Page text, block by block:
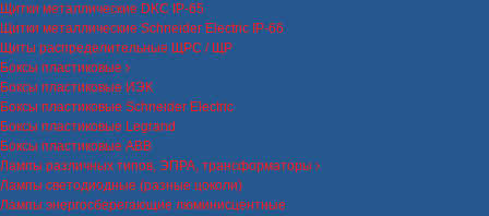
Щитки металлические DKC IP-65
Щитки металлические Schneider Electric IP-66
Щиты распределительные ЩРС / ЩР
Боксы пластиковые
Боксы пластиковые ИЭК
Боксы пластиковые Schneider Electric
Боксы пластиковые Legrand
Боксы пластиковые ABB
Лампы различных типов, ЭПРА, трансформаторы
Лампы светодиодные (разные цоколи)
Лампы энергосберегающие люминисцентные